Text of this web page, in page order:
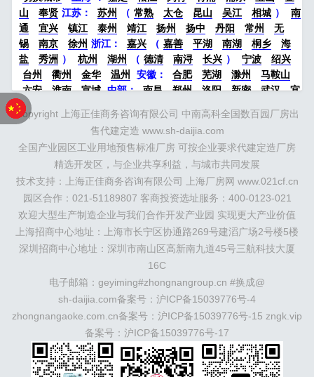
山
奉贤 江苏： 苏州 （ 常熟 太仓 昆山 吴江 相城 ）
南
通
宜兴 镇江 泰州 靖江 扬州 扬中 丹阳 常州
无
锡
南京 徐州 浙江： 嘉兴 （ 嘉善 平湖 南湖 桐乡
海
盐
秀洲 ） 杭州 湖州 （ 德清 南浔 长兴 ） 宁波
绍兴
台州
衢州 金华 温州 安徽： 合肥 芜湖 滁州
马鞍山
六安
淮南 宣城 中部： 南昌 郑州 洛阳 新密 武汉
宜
昌
鲁：
北京 天津 廊坊 （ 固安 香河 大厂 永清 三河
霸
涿州 涞水 ） 太原 晋中 沈阳
绵阳
石家庄 沧州 唐山 潍坊 德州 威海 烟台
青岛
珠三角： 广州 东莞 江门 惠州 肇庆 中山 佛山
福建： 福州 漳州 泉州 龙岩 西南： 昆明 南宁 华北： 沈
阳
大连 海外园区： 印尼 泰国 越南 柬埔寨
马来西
亚
新加坡 墨西哥 荷兰 美国 地产商： 灯塔瓴科
中南高
科
华夏幸福 联东U谷 万洋 均和 平谦迈高 咨询热线：
400-0123-021
Copyright 上海正佳商务咨询有限公司 中南高科全国数百园厂房出
售代建定造 www.sh-daijia.com
全国产业园区工业用地预售标准厂房 可按企业要求代建定造厂房
精选开发区，与企业共享利益，与城市共同发展
技术支持：上海正佳商务咨询有限公司 上海厂房网 www.021cf.cn
园区合作：021-51189807 客商投资选址服务：400-0123-021
欢迎大型生产制造企业与我们合作开发产业园 实现更大产业价值
上海招商中心地址：上海市长宁区协通路269号建滔广场2号楼5楼
深圳招商中心地址：深圳市南山区高新南九道45号三航科技大厦
16C
电子邮箱：geyiming#zhongnangroup.cn #换成@
sh-daijia.com备案号： 沪ICP备15039776号-4
zhongnangaoke.com.cn备案号： 沪ICP备15039776号-15 zngk.vip
备案号： 沪ICP备15039776号-17